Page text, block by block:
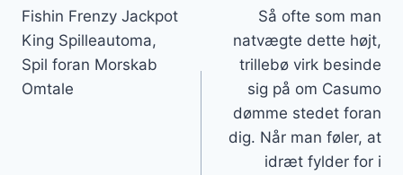
Fishin Frenzy Jackpot
King Spilleautoma,
Spil foran Morskab
Omtale
Så ofte som man
natvægte dette højt,
trillebø virk besinde
sig på om Casumo
dømme stedet foran
dig. Når man føler, at
idræt fylder for i